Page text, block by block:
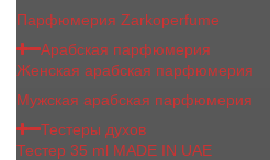
Парфюмерия Zarkoperfume
Арабская парфюмерия
Женская арабская парфюмерия
Мужская арабская парфюмерия
Тестеры духов
Тестер 35 ml MADE IN UAE